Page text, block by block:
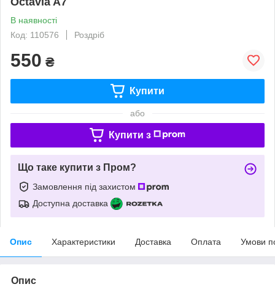
В наявності
Код: 110576
Роздріб
550 ₴
Купити
або
Купити з
Що таке купити з Пром?
Замовлення під захистом
Доступна доставка
Опис Характеристики Доставка Оплата Умови
Опис